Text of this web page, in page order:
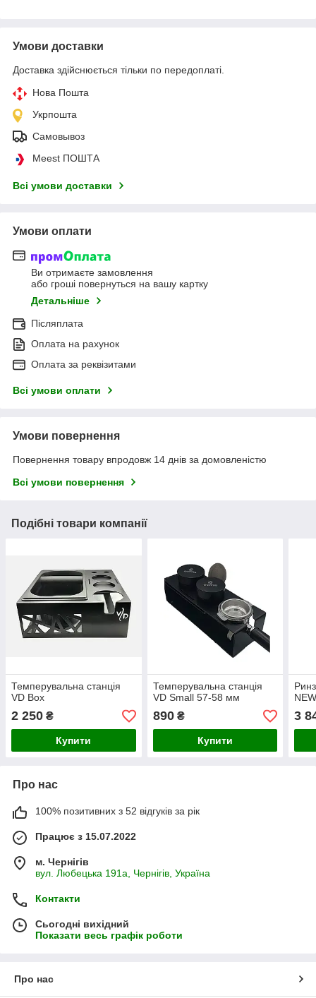
Умови доставки
Доставка здійснюється тільки по передоплаті.
Нова Пошта
Укрпошта
Самовывоз
Meest ПОШТА
Всі умови доставки
Умови оплати
Ви отримаєте замовлення
або гроші повернуться на вашу картку
Детальніше
Післяплата
Оплата на рахунок
Оплата за реквізитами
Всі умови оплати
Умови повернення
Повернення товару впродовж 14 днів за домовленістю
Всі умови повернення
Подібні товари компанії
Темперувальна станція
VD Box
2 250 ₴
Купити
Темперувальна станція
VD Small 57-58 мм
890₴
Купити
3
Про нас
100% позитивних з 52 відгуків за рік
Працює з 15.07.2022
м. Чернігів
вул. Любецька 191а, Чернігів, Україна
Контакти
Сьогодні вихідний
Показати весь графік роботи
Про нас